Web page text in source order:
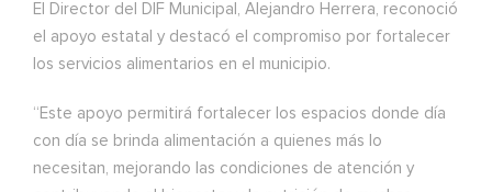
El Director del DIF Municipal, Alejandro Herrera, reconoció
el apoyo estatal y destacó el compromiso por fortalecer
los servicios alimentarios en el municipio.
“Este apoyo permitirá fortalecer los espacios donde día
con día se brinda alimentación a quienes más lo
necesitan, mejorando las condiciones de atención y